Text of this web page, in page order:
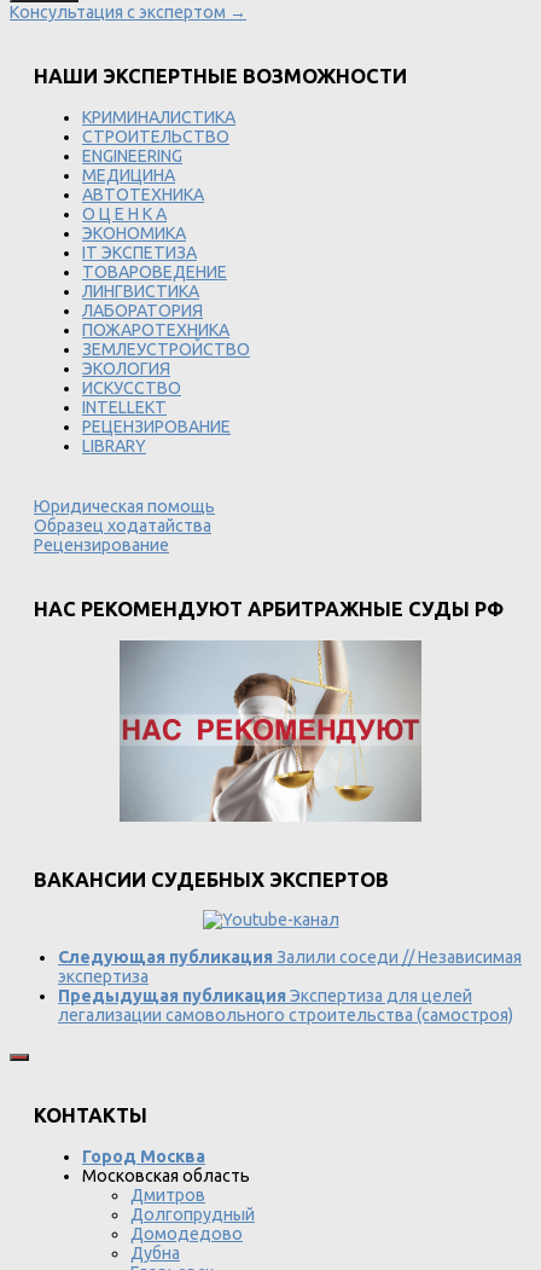
Консультация с экспертом →
НАШИ ЭКСПЕРТНЫЕ ВОЗМОЖНОСТИ
КРИМИНАЛИСТИКА
СТРОИТЕЛЬСТВО
ENGINEERING
МЕДИЦИНА
АВТОТЕХНИКА
О Ц Е Н К А
ЭКОНОМИКА
IT ЭКСПЕТИЗА
ТОВАРОВЕДЕНИЕ
ЛИНГВИСТИКА
ЛАБОРАТОРИЯ
ПОЖАРОТЕХНИКА
ЗЕМЛЕУСТРОЙСТВО
ЭКОЛОГИЯ
ИСКУССТВО
INTELLEKT
РЕЦЕНЗИРОВАНИЕ
LIBRARY
Юридическая помощь
Образец ходатайства
Рецензирование
НАС РЕКОМЕНДУЮТ АРБИТРАЖНЫЕ СУДЫ РФ
ВАКАНСИИ СУДЕБНЫХ ЭКСПЕРТОВ
Следующая публикация Залили соседи // Независимая
экспертиза
Предыдущая публикация Экспертиза для целей
легализации самовольного строительства (самостроя)
КОНТАКТЫ
Город Москва
Московская область
Дмитров
Долгопрудный
Домодедово
Дубна